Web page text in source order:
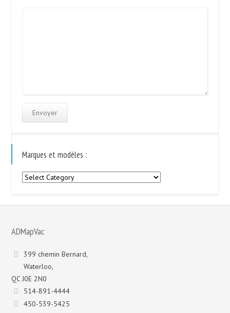
Marques et modèles :
Marques
ADMapVac
399 chemin Bernard,
Waterloo,
QC J0E 2N0
514-891-4444
450-539-5425